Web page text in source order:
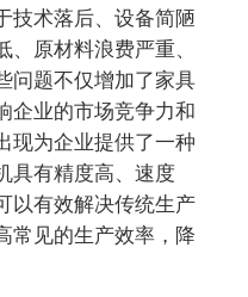
术落后、设备简陋
原材料浪费严重、
问题不仅增加了家具
企业的市场竞争力和
现为企业提供了一种
具有精度高、速度
以有效解决传统生产
常见的生产效率，降